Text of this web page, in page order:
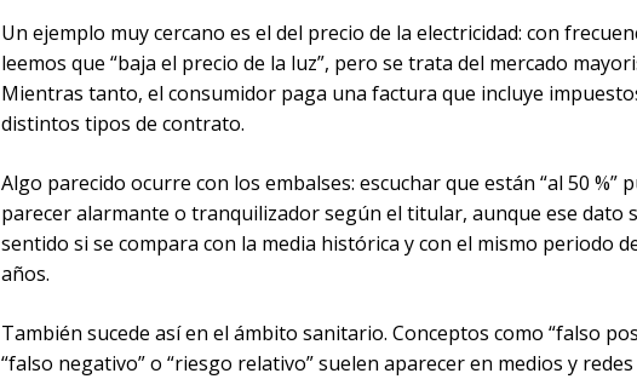
Un ejemplo muy cercano es el del precio de la electricidad: con
leemos que “baja el precio de la luz”, pero se trata del mercado
Mientras tanto, el consumidor paga una factura que incluye
distintos tipos de contrato.
Algo parecido ocurre con los embalses: escuchar que están “al 50 %”
parecer alarmante o tranquilizador según el titular, aunque ese dato
sentido si se compara con la media histórica y con el mismo periodo
años.
También sucede así en el ámbito sanitario. Conceptos como “falso
“falso negativo” o “riesgo relativo” suelen aparecer en medios y